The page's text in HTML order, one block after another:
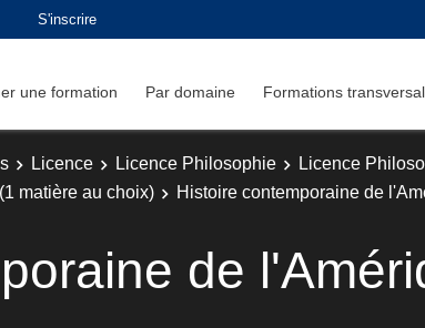
S'inscrire
une formation Par domaine Formations
Licence Licence Philosophie Licence
matière au choix) Histoire contemporaine de
de